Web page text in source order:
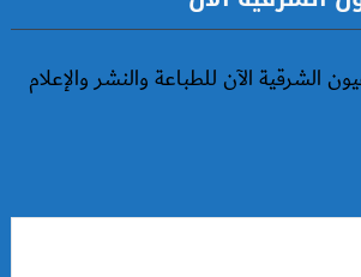
الآن للطباعة والنشر والإعلام